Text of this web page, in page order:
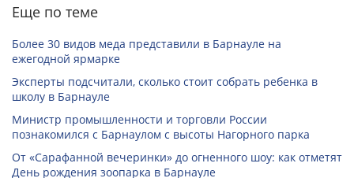
Еще по теме
Более 30 видов меда представили в Барнауле на
ежегодной ярмарке
Эксперты подсчитали, сколько стоит собрать ребенка в
школу в Барнауле
Министр промышленности и торговли России
познакомился с Барнаулом с высоты Нагорного парка
От «Сарафанной вечеринки» до огненного шоу: как отметят
День рождения зоопарка в Барнауле